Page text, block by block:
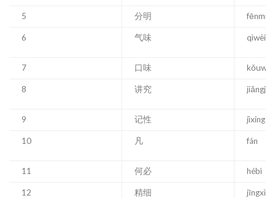
5 分明 fēnmíng
6 气味 qìwèi
7 口味 kǒuwèi
8 讲究 jiǎngjiu
9 记性 jìxing
10 凡 fán
11 何必 hébì
12 精细 jīngxì